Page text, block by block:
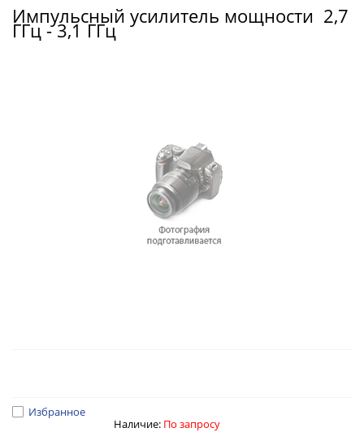
Импульсный усилитель мощности 2,7
ГГц - 3,1 ГГц
Избранное
Наличие: По запросу